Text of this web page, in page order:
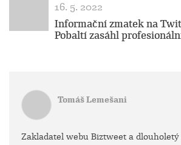
16. 5. 2022
Informační zmatek na
Pobaltí zasáhl
Tomáš Lemešani
Zakladatel webu Biztweet a